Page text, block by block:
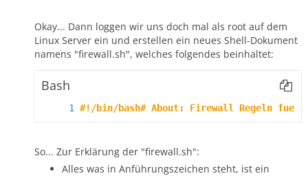
TCP 22 = SSH
Okay... Dann loggen wir uns doch mal als root auf dem
Linux Server ein und erstellen ein neues Shell-Dokument
namens "firewall.sh", welches folgendes beinhaltet:
Bash
#!/bin/bash# About: Firewall Regeln fuer
So... Zur Erklärung der "firewall.sh":
Alles was in Anführungszeichen steht, ist ein